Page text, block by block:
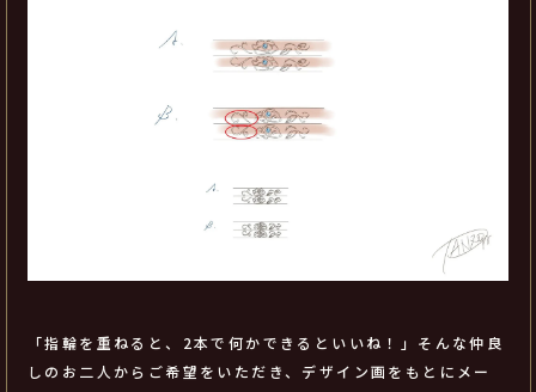
「指輪を重ねると、2本で何かできるといいね！」そんな仲良
しのお二人からご希望をいただき、デザイン画をもとにメー